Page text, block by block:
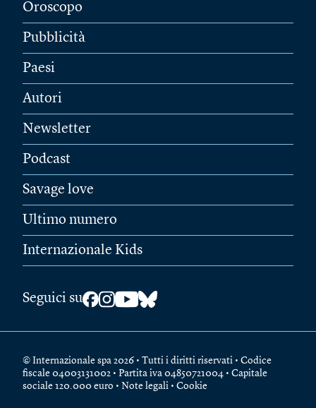
Oroscopo
Pubblicità
Paesi
Autori
Newsletter
Podcast
Savage love
Ultimo numero
Internazionale Kids
Seguici su
© Internazionale spa 2026 • Tutti i diritti riservati • Codice
fiscale 04003131002 • Partita iva 04850721004 • Capitale
sociale 120.000 euro • Note legali • Cookie